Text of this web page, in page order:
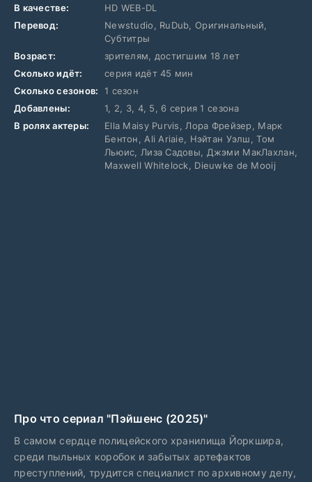
В качестве:
HD WEB-DL
Перевод:
Newstudio, RuDub, Оригинальный,
Субтитры
Возраст:
зрителям, достигшим 18 лет
Сколько идёт:
серия идёт 45 мин
Сколько сезонов:
1 сезон
Добавлены:
1, 2, 3, 4, 5, 6 серия 1 сезона
В ролях актеры:
Ella Maisy Purvis, Лора Фрейзер, Марк
Бентон, Ali Ariaie, Нэйтан Уэлш, Том
Льюис, Лиза Садовы, Джэми МакЛахлан,
Maxwell Whitelock, Dieuwke de Mooij
Про что сериал "Пэйшенс (2025)"
В самом сердце полицейского хранилища Йоркшира,
среди пыльных коробок и забытых артефактов
преступлений, трудится специалист по архивному делу,